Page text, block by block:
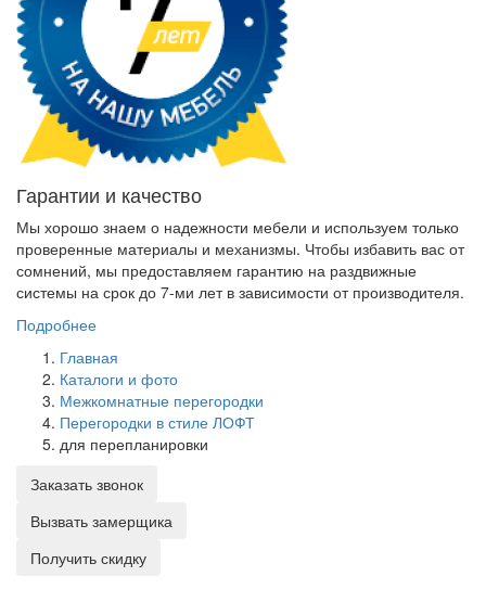
Гарантии и качество
Мы хорошо знаем о надежности мебели и используем только
проверенные материалы и механизмы. Чтобы избавить вас от
сомнений, мы предоставляем гарантию на раздвижные
системы на срок до 7-ми лет в зависимости от производителя.
Подробнее
Главная
Каталоги и фото
Межкомнатные перегородки
Перегородки в стиле ЛОФТ
для перепланировки
Заказать звонок
Вызвать замерщика
Получить скидку